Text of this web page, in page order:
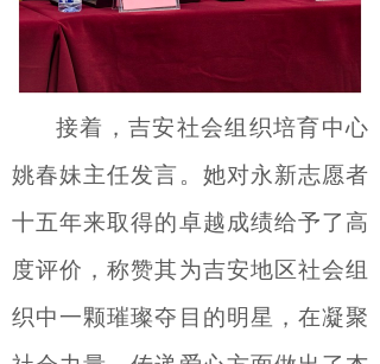
接着，吉安社会组织培育中心
姚春妹主任发言 。 她对永新志愿者
十五年来取得的卓越成绩给予了 高
度评价，称赞其为吉安地区社会组
织中一颗璀璨夺目的明星，在凝聚